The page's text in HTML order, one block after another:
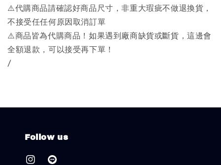
⚠️代購商品請確認好商品尺寸，非重大瑕疵不做退換貨，
不接受任任何原因取消訂單
⚠️商品皆為代購商品！如果遇到廠商缺貨或斷貨，這邊會
全額退款，可以接受再下單！
/
Follow us